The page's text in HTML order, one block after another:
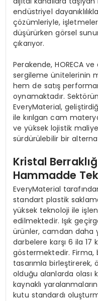
endüstriyel
çözümleriyle,
düşürürken görsel
çıkarıyor.
Perakende, HORECA
sergileme ünitelerinin
hem de satış
oynamaktadır.
EveryMaterial,
ile kırılgan cam
ve yüksek lojistik
sürdürülebilir bir
Kristal
Hammadde
EveryMaterial
standart plastik
yüksek teknoloji ile
edilmektedir. Işık
ürünler, camdan daha
darbelere karşı 6 ila
göstermektedir.
tasarımla
olduğu alanlarda olası
kaynaklı
kutu standardı